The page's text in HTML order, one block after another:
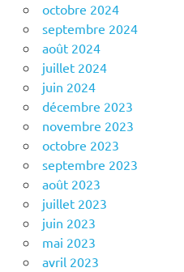
octobre 2024
septembre 2024
août 2024
juillet 2024
juin 2024
décembre 2023
novembre 2023
octobre 2023
septembre 2023
août 2023
juillet 2023
juin 2023
mai 2023
avril 2023